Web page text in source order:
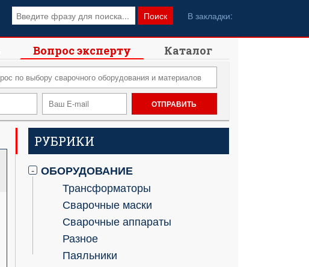
Поиск В закладки:
Вопрос эксперту Каталог
РУБРИКИ
- ОБОРУДОВАНИЕ
Трансформаторы
Сварочные маски
Сварочные аппараты
Разное
Паяльники